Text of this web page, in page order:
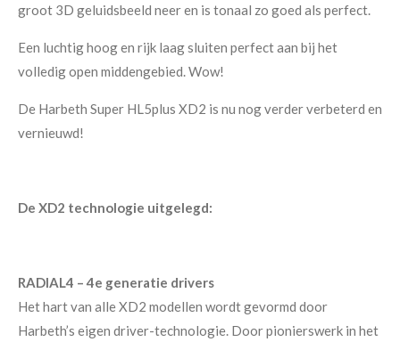
groot 3D geluidsbeeld neer en is tonaal zo goed als perfect.
Een luchtig hoog en rijk laag sluiten perfect aan bij het
volledig open middengebied. Wow!
De Harbeth Super HL5plus XD2 is nu nog verder verbeterd en
vernieuwd!
De XD2 technologie uitgelegd:
RADIAL4 – 4e generatie drivers
Het hart van alle XD2 modellen wordt gevormd door
Harbeth’s eigen driver-technologie. Door pionierswerk in het